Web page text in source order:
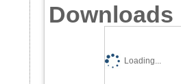
Downloads
Loading...